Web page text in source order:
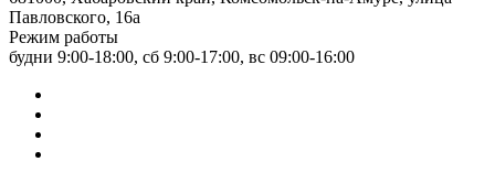
Павловского, 16а
Режим работы
будни 9:00-18:00, сб 9:00-17:00, вс 09:00-16:00